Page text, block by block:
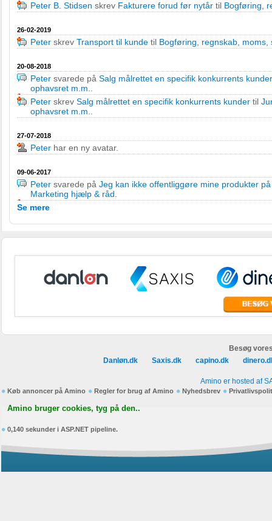
Peter B. Stidsen skrev Fakturere forud før nytår til Bogføring,
26-02-2019
Peter skrev Transport til kunde til Bogføring, regnskab,
20-08-2018
Peter svarede på Salg målrettet en specifik konkurrents kunder
ophavsret m.m.
Peter skrev Salg målrettet en specifik konkurrents kunder til
ophavsret m.m.
27-07-2018
Peter har en ny avatar.
09-06-2017
Peter svarede på Jeg kan ikke offentliggøre mine produkter
Marketing hjælp & råd
Se mere
Besøg
Danløn.dk
Saxis.dk capino.dk
Amino er hosted af
Køb annoncer på Amino Regler for brug af Amino Nyhedsbrev
Amino bruger cookies, tyg på den..
0,140 sekunder i ASP.NET pipeline.